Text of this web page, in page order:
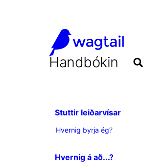
Handbókin
Stuttir leiðarvísar
Hvernig byrja ég?
Hvernig á að...?